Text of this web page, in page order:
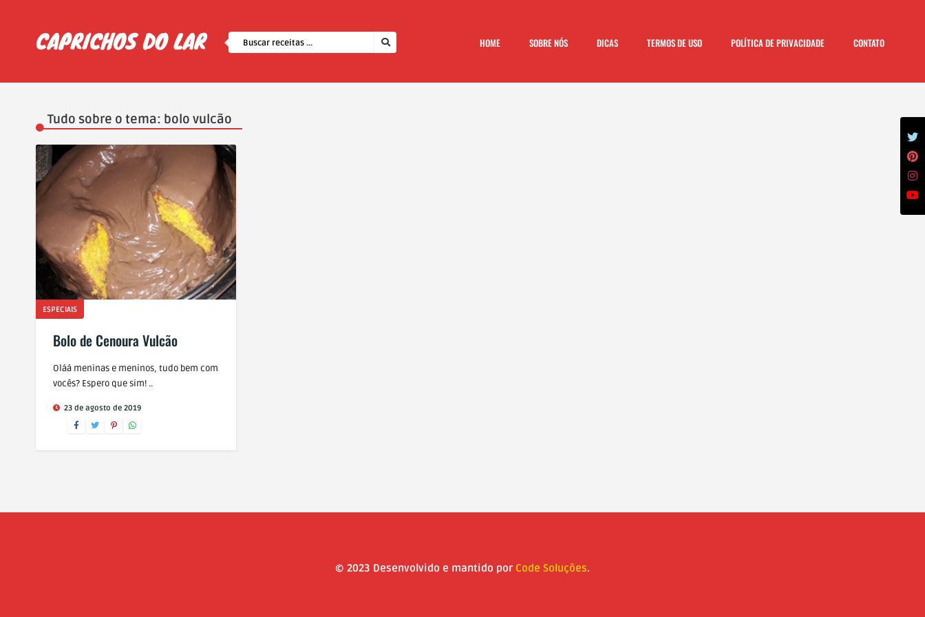
HOME SOBRE NÓS DICAS TERMOS DE USO POLÍTICA DE PRIVACIDADE CONTATO
Tudo sobre o tema: bolo vulcão
ESPECIAIS
Bolo de Cenoura Vulcão
Oláá meninas e meninos, tudo bem com
vocês? Espero que sim! ..
23 de agosto de 2019
© 2023 Desenvolvido e mantido por Code Soluções.